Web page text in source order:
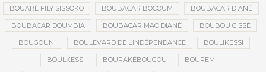
BOUARÉ FILY SISSOKO BOUBACAR BOCOUM BOUBACAR DIANÉ
BOUBACAR DOUMBIA BOUBACAR MAO DIANÉ BOUBOU CISSÉ
BOUGOUNI BOULEVARD DE L’INDÉPENDANCE BOULIKESSI
BOULKESSI BOURAKÉBOUGOU BOUREM